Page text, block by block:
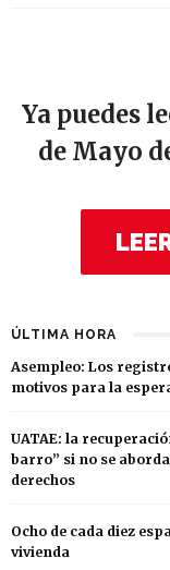
Ya puedes
de Mayo
ÚLTIMA HORA
Asempleo: Los
motivos para la
UATAE: la
barro” si no se
derechos
Ocho de cada diez
vivienda